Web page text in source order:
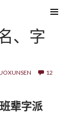
、字
12
辈字派